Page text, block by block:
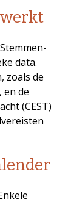
data.
zoals de
en de
(CEST)